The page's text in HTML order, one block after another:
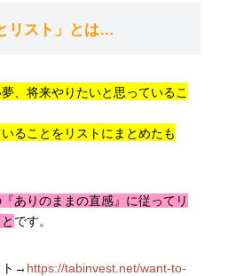
リスト」とは…
夢、将来やりたいと思っているこ
ることをリストにまとめたも
ありのままの直感』に従ってリ
です。
ト→ https://tabinvest.net/want-to-